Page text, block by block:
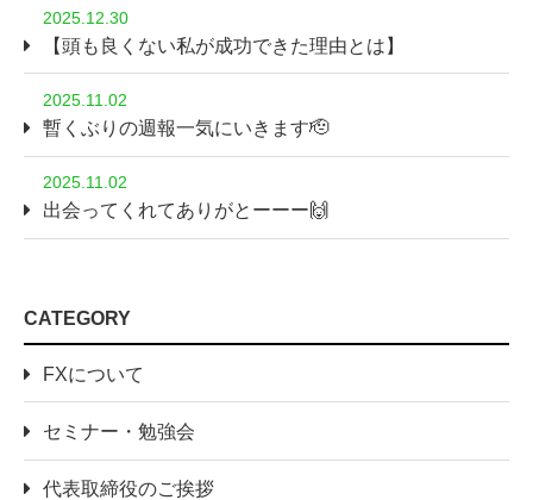
2025.12.30
【頭も良くない私が成功できた理由とは】
2025.11.02
暫くぶりの週報一気にいきます🫡
2025.11.02
出会ってくれてありがとーーー🙌
CATEGORY
FXについて
セミナー・勉強会
代表取締役のご挨拶